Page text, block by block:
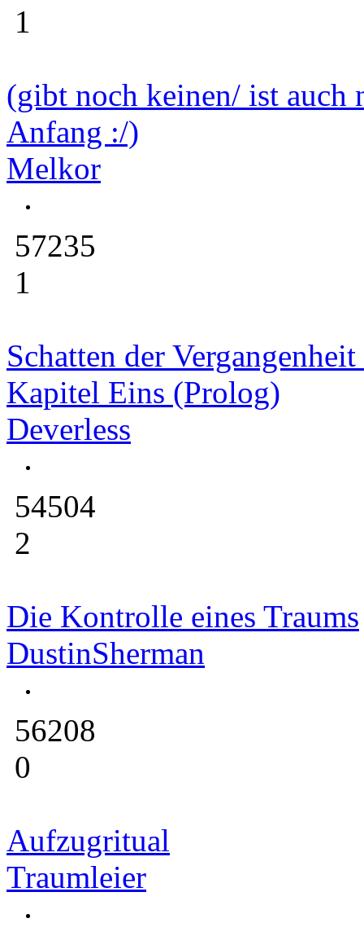
1
(gibt noch keinen/ ist auch
Anfang :/)
Melkor
57235
1
Schatten der
Kapitel Eins (Prolog)
Deverless
54504
2
Die Kontrolle eines Traums
DustinSherman
56208
0
Aufzugritual
Traumleier